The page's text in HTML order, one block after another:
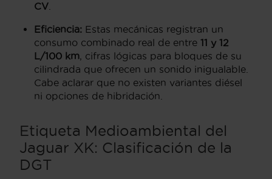
CV
Eficiencia: Estas mecánicas registran un
consumo combinado real de entre 11 y 12
L/100 km, cifras lógicas para bloques de su
cilindrada que ofrecen un sonido inigualable.
Cabe aclarar que no existen variantes diésel
ni opciones de hibridación.
Etiqueta Medioambiental del
Jaguar XK: Clasificación de la
DGT